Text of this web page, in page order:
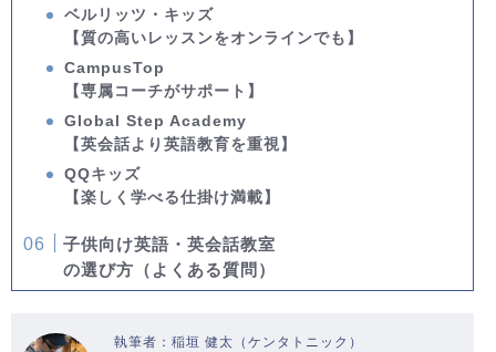
ベルリッツ・キッズ
【質の高いレッスンをオンラインでも】
CampusTop
【専属コーチがサポート】
Global Step Academy
【英会話より英語教育を重視】
QQキッズ
【楽しく学べる仕掛け満載】
子供向け英語・英会話教室
の選び方（よくある質問）
執筆者：稲垣 健太（ケンタトニック）